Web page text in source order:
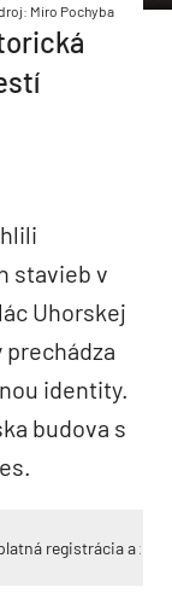
Miro Pochyba
stavieb v
Uhorskej
identity.
budova s
registrácia a